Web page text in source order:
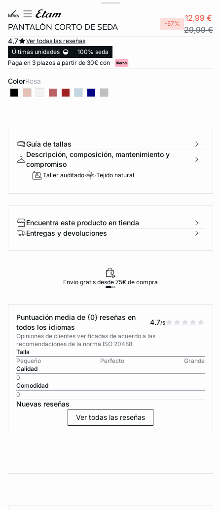
milky
PANTALÓN CORTO DE SEDA -57%
12,99 €
29,99 €
4.7
Ver todas las reseñas
Últimas unidades
100% seda
Paga en 3 plazos a partir de 30€ con
Color rosa
Guía de tallas
Descripción, composición, mantenimiento y
compromiso
Taller auditado Tejido natural
Encuentra este producto en tienda
Entregas y devoluciones
Envío gratis desde 75€ de compra
Puntuación media de {0} reseñas en
todos los idiomas
4.7/5
Opiniones de clientes verificadas de acuerdo a las
recomendaciones de la norma ISO 20488.
Talla
Pequeño
Perfecto
Grande
Calidad
0
Comodidad
0
Nuevas reseñas
Ver todas las reseñas